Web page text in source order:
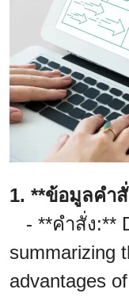
1. **ข้อมูลคำ
- **คำสั่ง:**
summarizing
advantages